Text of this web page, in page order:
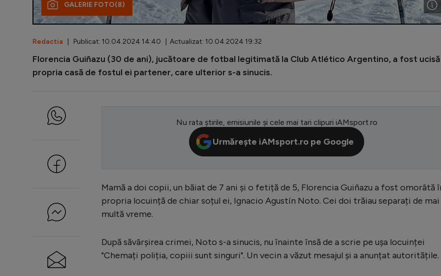
GALERIE FOTO(8)
Redactia | Publicat: 10.04.2024 14:40 | Actualizat: 10.04.2024 19:32
Florencia Guiñazu (30 de ani), jucătoare de fotbal legitimată la Club Atlético Argentino, a fost ucisă
propria casă de fostul ei partener, care ulterior s-a sinucis.
Nu rata știrile, emisiunile și cele mai tari clipuri iAMsport.ro
Urmărește iAMsport.ro pe Google
Mamă a doi copii, un băiat de 7 ani și o fetiță de 5, Florencia Guiñazu a fost omorâtă
propria locuință de chiar soțul ei, Ignacio Agustín Noto. Cei doi trăiau separați de mai
multă vreme.
După săvârșirea crimei, Noto s-a sinucis, nu înainte însă de a scrie pe ușa locuinței
"Chemați poliția, copiii sunt singuri". Un vecin a văzut mesajul și a anunțat autoritățile.